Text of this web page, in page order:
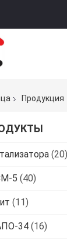
Продукция
(20)
5 (40)
(11)
34 (16)